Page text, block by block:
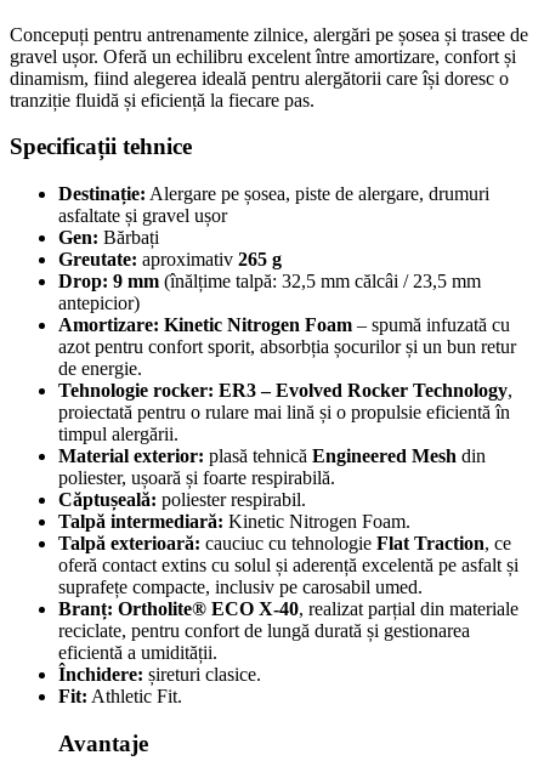
Concepuți pentru antrenamente zilnice, alergări pe șosea și trasee de
gravel ușor. Oferă un echilibru excelent între amortizare, confort și
dinamism, fiind alegerea ideală pentru alergătorii care își doresc o
tranziție fluidă și eficiență la fiecare pas.
Specificații tehnice
Destinație: Alergare pe șosea, piste de alergare, drumuri
asfaltate și gravel ușor
Gen: Bărbați
Greutate: aproximativ 265 g
Drop: 9 mm (înălțime talpă: 32,5 mm călcâi / 23,5 mm
antepicior)
Amortizare: Kinetic Nitrogen Foam – spumă infuzată cu
azot pentru confort sporit, absorbția șocurilor și un bun retur
de energie.
Tehnologie rocker: ER3 – Evolved Rocker Technology,
proiectată pentru o rulare mai lină și o propulsie eficientă în
timpul alergării.
Material exterior: plasă tehnică Engineered Mesh din
poliester, ușoară și foarte respirabilă.
Căptușeală: poliester respirabil.
Talpă intermediară: Kinetic Nitrogen Foam.
Talpă exterioară: cauciuc cu tehnologie Flat Traction, ce
oferă contact extins cu solul și aderență excelentă pe asfalt și
suprafețe compacte, inclusiv pe carosabil umed.
Branț: Ortholite® ECO X-40, realizat parțial din materiale
reciclate, pentru confort de lungă durată și gestionarea
eficientă a umidității.
Închidere: șireturi clasice.
Fit: Athletic Fit.
Avantaje